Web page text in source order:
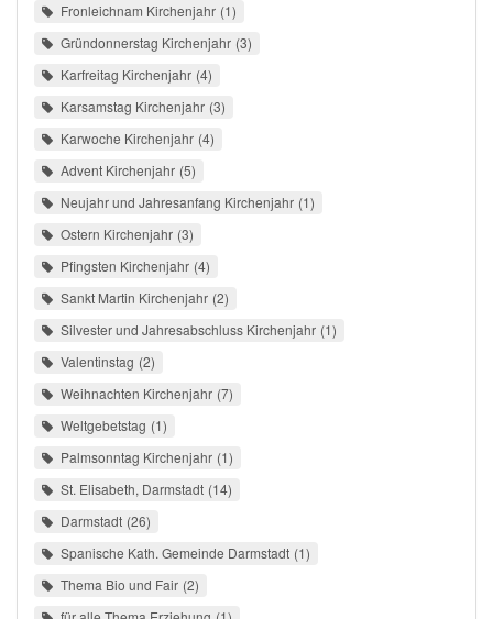
Fronleichnam Kirchenjahr 1
Gründonnerstag Kirchenjahr 3
Karfreitag Kirchenjahr 4
Karsamstag Kirchenjahr 3
Karwoche Kirchenjahr 4
Advent Kirchenjahr 5
Neujahr und Jahresanfang Kirchenjahr 1
Ostern Kirchenjahr 3
Pfingsten Kirchenjahr 4
Sankt Martin Kirchenjahr 2
Silvester und Jahresabschluss Kirchenjahr 1
Valentinstag 2
Weihnachten Kirchenjahr 7
Weltgebetstag 1
Palmsonntag Kirchenjahr 1
St. Elisabeth, Darmstadt 14
Darmstadt 26
Spanische Kath. Gemeinde Darmstadt 1
Thema Bio und Fair 2